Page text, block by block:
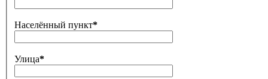
Населённый пункт*
Улица*